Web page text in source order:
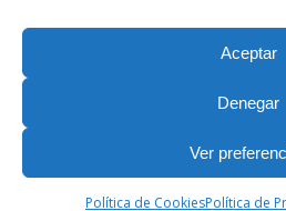
Aceptar
Denegar
Ver
Política de CookiesPolítica de